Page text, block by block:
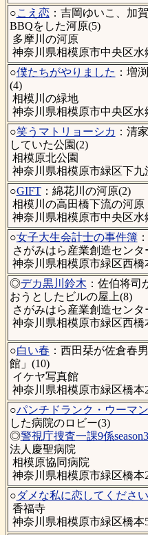
○こえ恋：吉岡ゆいこ、加
BBQをした河原(5)
多摩川の河原
神奈川県相模原市中央区水
○僕たちがやりました ：増
(4)
相模川の緑地
神奈川県相模原市中央区水
○笑うマトリョーシカ ：清
していた公園(2)
相模原北公園
神奈川県相模原市緑区下九
○GIFT：綿花川の河原(2)
相模川の高田橋下流の河原
神奈川県相模原市中央区水
○女子大生会計士の事件簿
さがみはら産業創造センタ
神奈川県相模原市緑区西橋
◎デカ黒川鈴木 ：佐伯将司
おうとしたビルの屋上(8)
さがみはら産業創造センタ
神奈川県相模原市緑区西橋
○白い春 ：西田栞が佐倉春
館」(10)
イケヤ写真館
神奈川県相模原市緑区橋本
○パンチドランク・ウーマン
した病院のロビー(3)
◎警視庁捜査一課9係season3
法人慶聖病院
相模原協同病院
神奈川県相模原市緑区橋本
○ダメな私に恋してください
香福寺
神奈川県相模原市緑区橋本